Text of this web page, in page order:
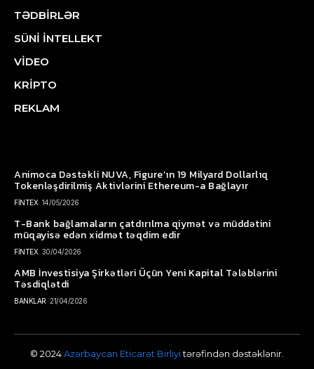
TƏDBİRLƏR
SÜNİ İNTELLEKT
VİDEO
KRİPTO
REKLAM
Animoca Dəstəkli NUVA, Figure’ın 19 Milyard Dollarlıq
Tokenləşdirilmiş Aktivlərini Ethereum-a Bağlayır
FİNTEX 14/05/2026
T-Bank bağlamaların çatdırılma qiymət və müddətini
müqayisə edən xidmət təqdim edir
FİNTEX 30/04/2026
AMB İnvestisiya Şirkətləri Üçün Yeni Kapital Tələblərini
Təsdiqlətdi
BANKLAR 21/04/2026
© 2024Azərbaycan Eticarət Birliyitərəfindən dəstəklənir.